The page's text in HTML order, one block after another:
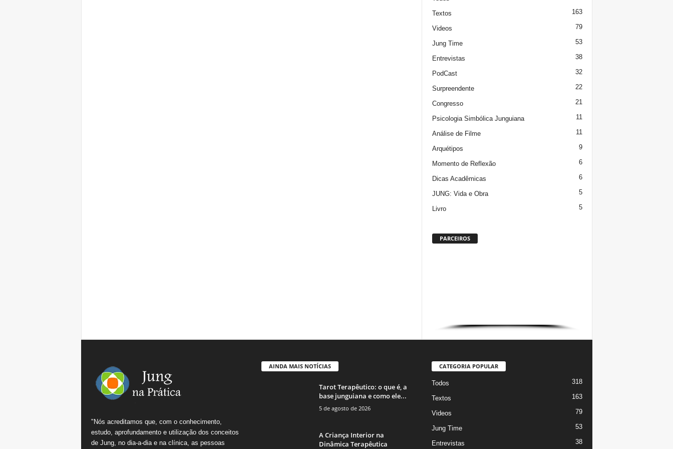
Textos 163
Videos 79
Jung Time 53
Entrevistas 38
PodCast 32
Surpreendente 22
Congresso 21
Psicologia Simbólica Junguiana 11
Análise de Filme 11
Arquétipos 9
Momento de Reflexão 6
Dicas Acadêmicas 6
JUNG: Vida e Obra 5
Livro 5
PARCEIROS
"Nós acreditamos que, com o conhecimento,
estudo, aprofundamento e utilização dos conceitos
de Jung, no dia-a-dia e na clínica, as pessoas
AINDA MAIS NOTÍCIAS
Tarot Terapêutico: o que é, a
base junguiana e como ele...
5 de agosto de 2026
A Criança Interior na
Dinâmica Terapêutica
CATEGORIA POPULAR
Todos 318
Textos 163
Videos 79
Jung Time 53
Entrevistas 38